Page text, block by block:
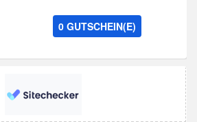
0 GUTSCHEIN(E)